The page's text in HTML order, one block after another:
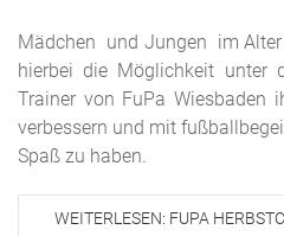
Mädchen und Jungen im
hierbei die Möglichkeit unter
Trainer von FuPa Wiesbaden
verbessern und mit
Spaß zu haben.
WEITERLESEN: FUPA